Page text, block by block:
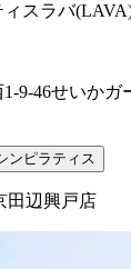
スラバ
9-46せいかガ
ンピラティス
田辺興戸店